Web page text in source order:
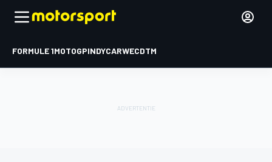
FORMULE 1MOTOGPINDYCARWECDTM